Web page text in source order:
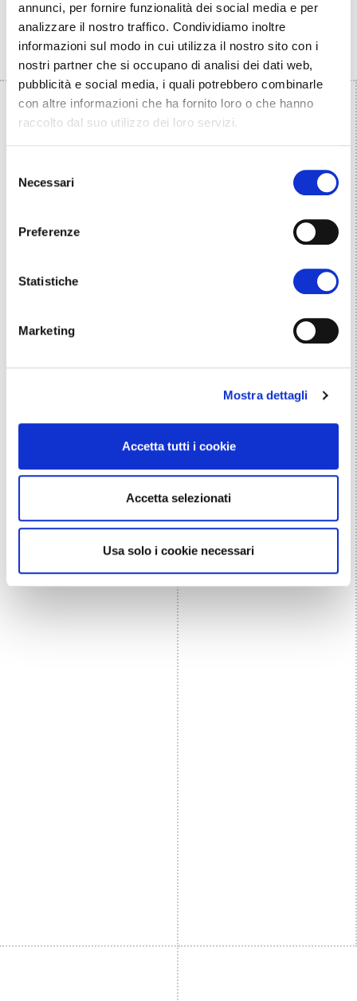
annunci, per fornire funzionalità dei social media e per
analizzare il nostro traffico. Condividiamo inoltre
informazioni sul modo in cui utilizza il nostro sito con i
nostri partner che si occupano di analisi dei dati web,
pubblicità e social media, i quali potrebbero combinarle
con altre informazioni che ha fornito loro o che hanno
raccolto dal suo utilizzo dei loro servizi.
delNecessari
Preferenze
Statistiche
Marketing
Mostra dettagli
Accetta tutti i cookie
Accetta selezionati
Usa solo i cookie necessari
immunoematologo, Clinica La Torre